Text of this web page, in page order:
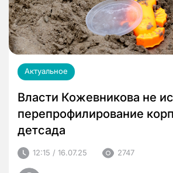
Актуальное
Власти Кожевникова не
перепрофилирование
детсада
12:15 / 16.07.25 2747